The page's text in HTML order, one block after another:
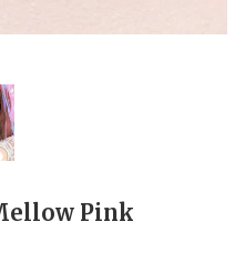
Pink